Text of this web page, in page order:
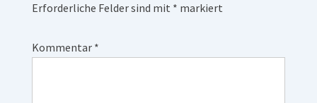
Erforderliche Felder sind mit * markiert
Kommentar *